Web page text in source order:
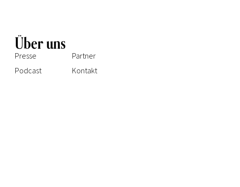
Über uns
Presse
Podcast
Partner
Kontakt